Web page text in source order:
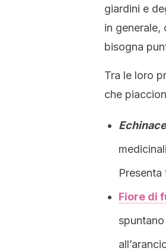
giardini e
in generale,
bisogna
Tra le loro
che
Presenta
Fiore di